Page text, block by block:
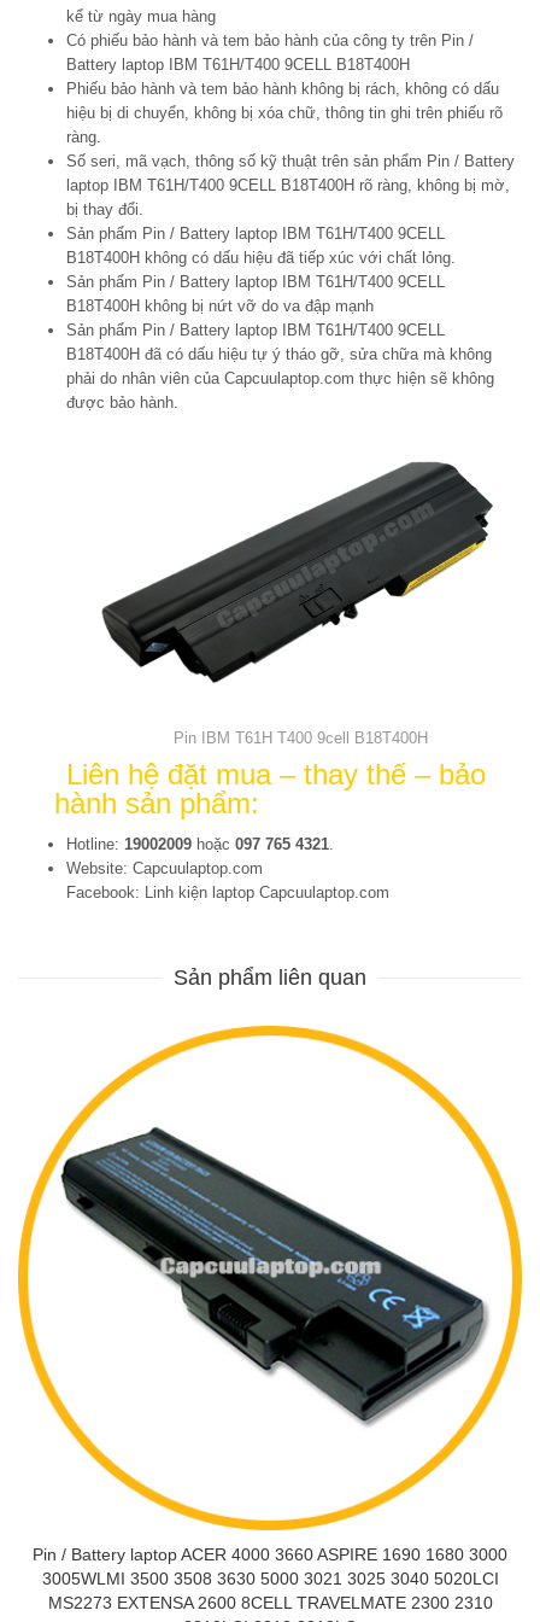
kể từ ngày mua hàng
Có phiếu bảo hành và tem bảo hành của công ty trên Pin /
Battery laptop IBM T61H/T400 9CELL B18T400H
Phiếu bảo hành và tem bảo hành không bị rách, không có dấu
hiệu bị di chuyển, không bị xóa chữ, thông tin ghi trên phiếu rõ
ràng.
Số seri, mã vạch, thông số kỹ thuật trên sản phẩm Pin / Battery
laptop IBM T61H/T400 9CELL B18T400H rõ ràng, không bị mờ,
bị thay đổi.
Sản phẩm Pin / Battery laptop IBM T61H/T400 9CELL
B18T400H không có dấu hiệu đã tiếp xúc với chất lỏng.
Sản phẩm Pin / Battery laptop IBM T61H/T400 9CELL
B18T400H không bị nứt vỡ do va đập mạnh
Sản phẩm Pin / Battery laptop IBM T61H/T400 9CELL
B18T400H đã có dấu hiệu tự ý tháo gỡ, sửa chữa mà không
phải do nhân viên của Capcuulaptop.com thực hiện sẽ không
được bảo hành.
Pin IBM T61H T400 9cell B18T400H
Liên hệ đặt mua – thay thế – bảo
hành sản phẩm:
Hotline: 19002009 hoặc 097 765 4321.
Website: Capcuulaptop.com
Facebook: Linh kiện laptop Capcuulaptop.com
Sản phẩm liên quan
Pin / Battery laptop ACER 4000 3660 ASPIRE 1690 1680 3000
3005WLMI 3500 3508 3630 5000 3021 3025 3040 5020LCI
MS2273 EXTENSA 2600 8CELL TRAVELMATE 2300 2310